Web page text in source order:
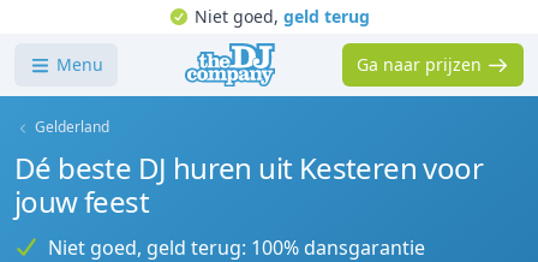
Niet goed, geld terug
Menu Ga naar prijzen
Gelderland
Dé beste DJ huren uit Kesteren voor
jouw feest
Niet goed, geld terug: 100% dansgarantie